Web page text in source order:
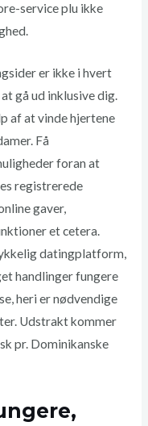
service plu ikke
er ikke i hvert
gå ud inklusive dig.
af at vinde hjertene
Få
foran at
registrerede
gaver,
et cetera.
datingplatform,
handlinger fungere
heri er nødvendige
Udstrakt kommer
pr. Dominikanske